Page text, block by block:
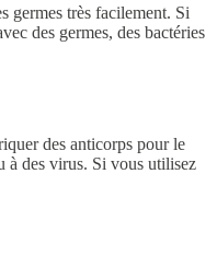
germes très facilement. Si
des germes, des bactéries
des anticorps pour le
à des virus. Si vous utilisez